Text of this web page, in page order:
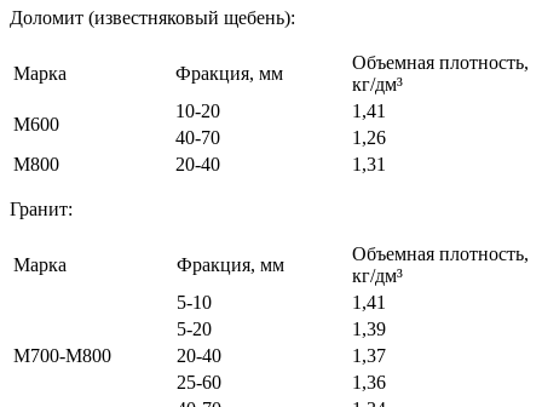
Доломит (известняковый щебень):
Марка Фракция, мм
Объемная плотность,
кг/дм³
М600
10-20
1,41
40-70
1,26
М800
20-40 1,31
Гранит:
Марка Фракция, мм
Объемная плотность,
кг/дм³
М700-М800
5-10
1,41
5-20
1,39
20-40
1,37
25-60
1,36